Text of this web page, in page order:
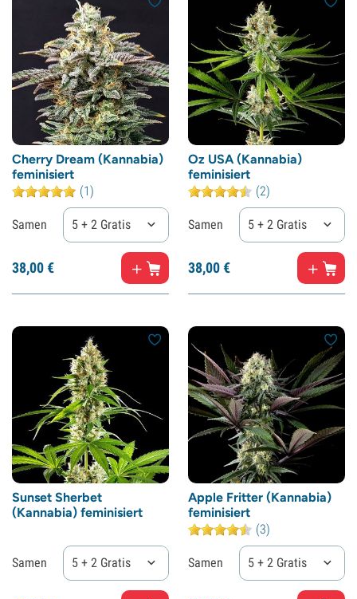
Cherry Dream (Kannabia)
feminisiert
(1)
Samen 5 + 2 Gratis
38,00€
Oz USA (Kannabia)
feminisiert
(2)
Samen 5 + 2 Gratis
38,00€
Sunset Sherbet
(Kannabia) feminisiert
Samen 5 + 2 Gratis
Apple Fritter (Kannabia)
feminisiert
(3)
Samen 5 + 2 Gratis